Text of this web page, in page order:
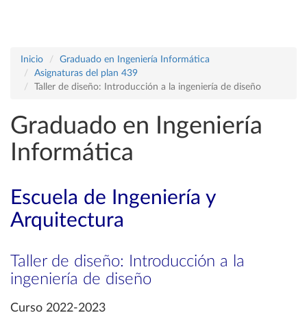
Inicio
Graduado en Ingeniería Informática
Asignaturas del plan 439
Taller de diseño: Introducción a la ingeniería de diseño
Graduado en Ingeniería
Informática
Escuela de Ingeniería y
Arquitectura
Taller de diseño: Introducción a la
ingeniería de diseño
Curso 2022-2023